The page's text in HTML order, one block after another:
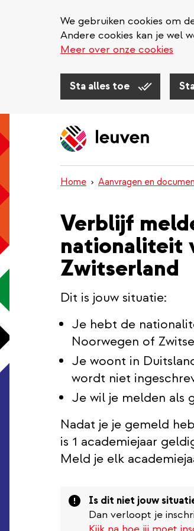
We gebruiken cookies om
Andere cookies kan je wel
Meer over onze cookies
Sta alles toe
Home Aanvragen en
Verblijf
nationaliteit
Zwitserland
Dit is jouw situatie:
Je hebt de
Noorwegen of
Je woont in
wordt niet
Je wil je melden als
Nadat je je gemeld
is 1 academiejaar
Meld je elk
Attention
Is dit niet jouw
Dan verloopt je